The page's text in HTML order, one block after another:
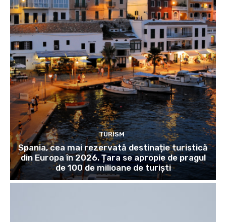
TURISM
Spania, cea mai rezervată destinație turistică
din Europa în 2026. Țara se apropie de pragul
de 100 de milioane de turiști